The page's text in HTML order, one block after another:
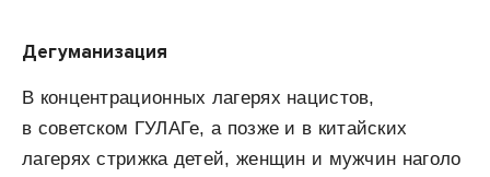
Дегуманизация
В концентрационных лагерях нацистов,
в советском ГУЛАГе, а позже и в китайских
лагерях стрижка детей, женщин и мужчин наголо